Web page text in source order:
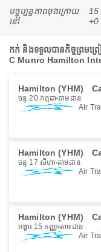
បច្ចុប្បន្នភាពចុងក្រោយ
នៅ
+0
កក់ និងទទួលបានកិច្ចព្រមព្
C Munro Hamilton
Hamilton (YHM)
ចន្ទ 20 កក្កដា តាមដាន
Air
Hamilton (YHM)
ចន្ទ 17 សីហា តាមដាន
Air
Hamilton (YHM)
អង្គារ 15 កញ្ញា តាមដាន
Air